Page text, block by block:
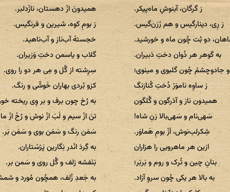
ز گرگان، آبنوشِ ماه‌پیکر.
همیدونَ ازْ دهستان، نازْدلبر.
ز رِی، دینارگیس و هم زَرَن‌گیس.
ز بومِ کوه، شیرین و فرنگیس.
دو بُت چُون ماه و خورشید.
خجستهْ آب‌ناز و آب‌ناهید.
به گوهر هر دُوان دختِ دَبیران.
گلاب و یاسمن دختِ وَزیران.
جادوچشمْ چُون گلبوی و مینوی؛
سِرِشته از گُل و مِی هر دو را روی.
ز ساوِه ناموَرْ دُختِ کُنارَنگ
کزو بُردی بهاران خَوشّی و رنگ.
همیدون ناز و آذرگون و گُلگون
به رُخ چون برف و بر وِی ریخته
سَهی‌نام و سَهی‌بالا زنِ شاه!
تنَ ازْ سیم و لَبَ ازْ نوش و رُخَ ازْ
شِکرلب‌نوش، اَزْ بومِ هَماوَر.
سَمَن رنگ و سَمَن بوی و سَمَن بَر.
ازین هر ماهرویی را هزاران
به گِردَ انْدر نِگارین پَرْسْتاران.
بنانِ چین و تُرک و روم و بَربَر؛
بَنَفشه زلف و گُل روی و سَمن بر.
به بالا هر یکی چُون سروِ آزاد.
به جَعدِ زُلف، همچُون مُورد و